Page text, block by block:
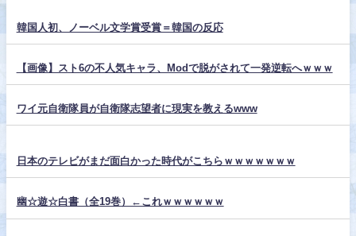
韓国人初、ノーベル文学賞受賞＝韓国の反応
【画像】スト6の不人気キャラ、Modで脱がされて一発逆転へｗｗｗ
ワイ元自衛隊員が自衛隊志望者に現実を教えるwww
日本のテレビがまだ面白かった時代がこちらｗｗｗｗｗｗｗ
幽☆遊☆白書（全19巻）←これｗｗｗｗｗｗ